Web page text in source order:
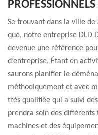
Se trouvant dans la ville de
que, notre entreprise DLD
devenue une référence
d’entreprise. Étant en
saurons planifier le
méthodiquement et avec
très qualifiée qui a suivi
prendra soin des différents
machines et des